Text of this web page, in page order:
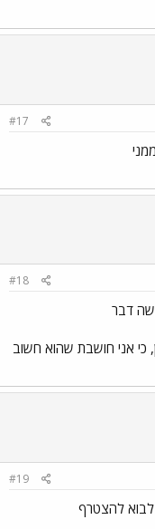
#17
#18
דבר
כי אני חושבת שהוא חשוב
#19
להצטרף